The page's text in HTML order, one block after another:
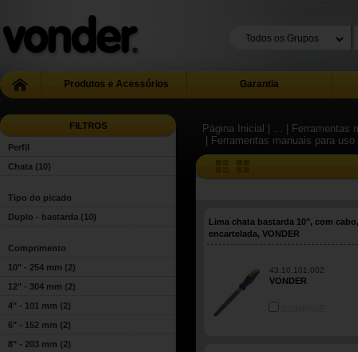
Produtos e Acessórios Garantia
FILTROS
Perfil
Chata (10)
Tipo do picado
Duplo - bastarda (10)
Comprimento
10" - 254 mm (2)
12" - 304 mm (2)
4" - 101 mm (2)
6" - 152 mm (2)
8" - 203 mm (2)
Página Inicial | ...
|
| Ferramentas manuais para uso
Lima chata bastarda 10", com cabo,
encartelada, VONDER
43.10.101.002
VONDER